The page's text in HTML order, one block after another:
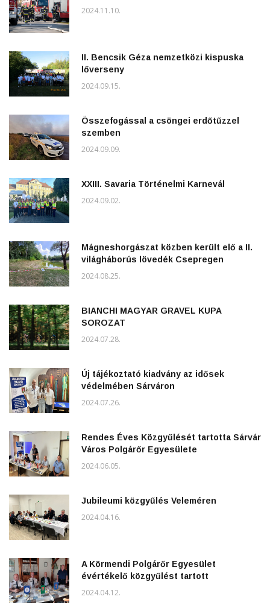
2024.11.10.
II. Bencsik Géza nemzetközi kispuska
lőverseny
2024.09.15.
Összefogással a csöngei erdőtűzzel
szemben
2024.09.09.
XXIII. Savaria Történelmi Karnevál
2024.09.02.
Mágneshorgászat közben került elő a II.
világháborús lövedék Csepregen
2024.08.25.
BIANCHI MAGYAR GRAVEL KUPA
SOROZAT
2024.07.28.
Új tájékoztató kiadvány az idősek
védelmében Sárváron
2024.07.26.
Rendes Éves Közgyűlését tartotta Sárvár
Város Polgárőr Egyesülete
2024.06.05.
Jubileumi közgyűlés Veleméren
2024.04.16.
A Körmendi Polgárőr Egyesület
évértékelő közgyűlést tartott
2024.04.12.